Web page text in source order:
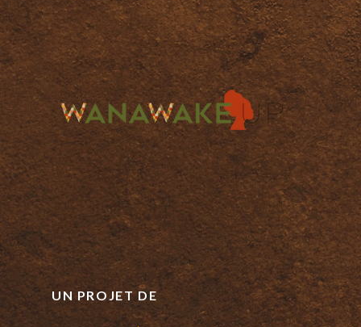
UN PROJET DE